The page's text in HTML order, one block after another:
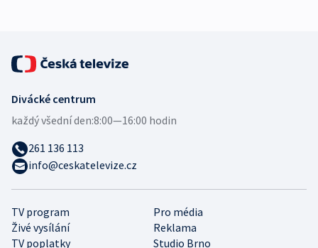
TV program
Pro média
Živé vysílání
Reklama
TV poplatky
Studio Brno
Divácké centrum
každý všední den:8:00—16:00 hodin
261 136 113
info@ceskatelevize.cz